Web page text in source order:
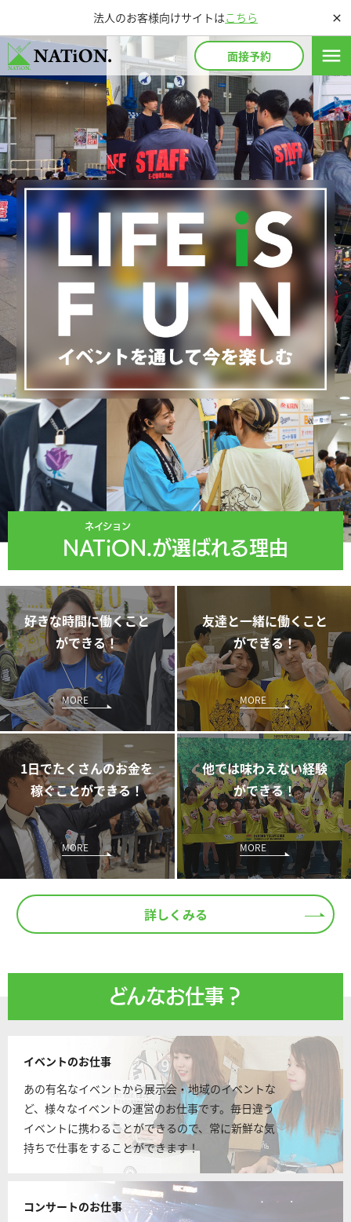
法人のお客様向けサイトはこちら close
面接予約 menu
ネイション
NATiON.が選ばれる理由
好きな時間に働くこと
ができる！
MORE
友達と一緒に働くこと
ができる！
MORE
1日でたくさんのお金を
稼ぐことができる！
MORE
他では味わえない経験
ができる！
MORE
詳しくみる
どんなお仕事？
イベントのお仕事
あの有名なイベントから展示会・地域のイベントな
ど、様々なイベントの運営のお仕事です。毎日違う
イベントに携わることができるので、常に新鮮な気
持ちで仕事をすることができます！
コンサートのお仕事